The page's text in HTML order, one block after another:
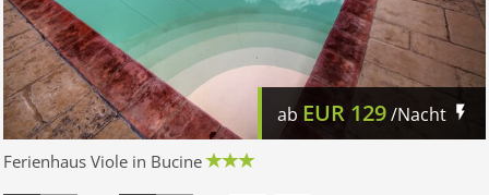
ab EUR 129/Nacht
Ferienhaus Viole in Bucine